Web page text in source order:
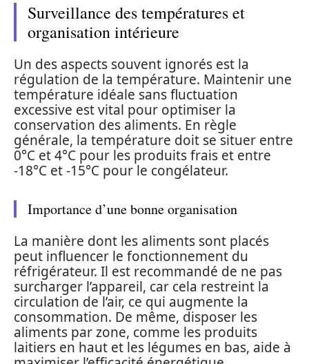
Surveillance des températures et
organisation intérieure
Un des aspects souvent ignorés est la
régulation de la température. Maintenir une
température idéale sans fluctuation
excessive est vital pour optimiser la
conservation des aliments. En règle
générale, la température doit se situer entre
0°C et 4°C pour les produits frais et entre
-18°C et -15°C pour le congélateur.
Importance d’une bonne organisation
La manière dont les aliments sont placés
peut influencer le fonctionnement du
réfrigérateur. Il est recommandé de ne pas
surcharger l’appareil, car cela restreint la
circulation de l’air, ce qui augmente la
consommation. De même, disposer les
aliments par zone, comme les produits
laitiers en haut et les légumes en bas, aide à